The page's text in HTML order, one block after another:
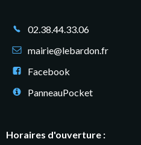
02.38.44.33.06
mairie@lebardon.fr
Facebook
PanneauPocket
Horaires d'ouverture :